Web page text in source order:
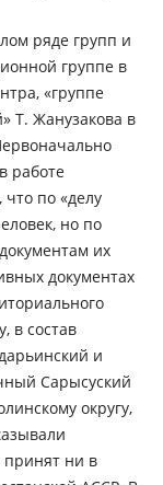
ряде групп и
группе в
«группе
Т. Жанузакова в
работе
что по «делу
но по
их
документах
в состав
и
Сарысуский
округу,
принят ни в